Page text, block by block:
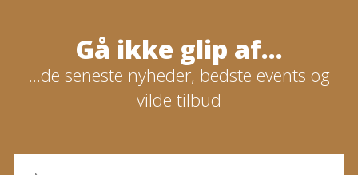
Gå ikke glip af...
...de seneste nyheder, bedste events og
vilde tilbud